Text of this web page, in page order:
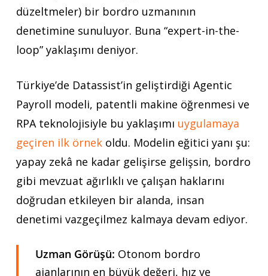
düzeltmeler) bir bordro uzmanının
denetimine sunuluyor. Buna “expert-in-the-
loop” yaklaşımı deniyor.
Türkiye’de Datassist’in geliştirdiği Agentic
Payroll modeli, patentli makine öğrenmesi ve
RPA teknolojisiyle bu yaklaşımı uygulamaya
geçiren ilk örnekoldu. Modelin eğitici yanı şu:
yapay zekâ ne kadar gelişirse gelişsin, bordro
gibi mevzuat ağırlıklı ve çalışan haklarını
doğrudan etkileyen bir alanda, insan
denetimi vazgeçilmez kalmaya devam ediyor.
Uzman Görüşü: Otonom bordro
ajanlarının en büyük değeri, hız ve